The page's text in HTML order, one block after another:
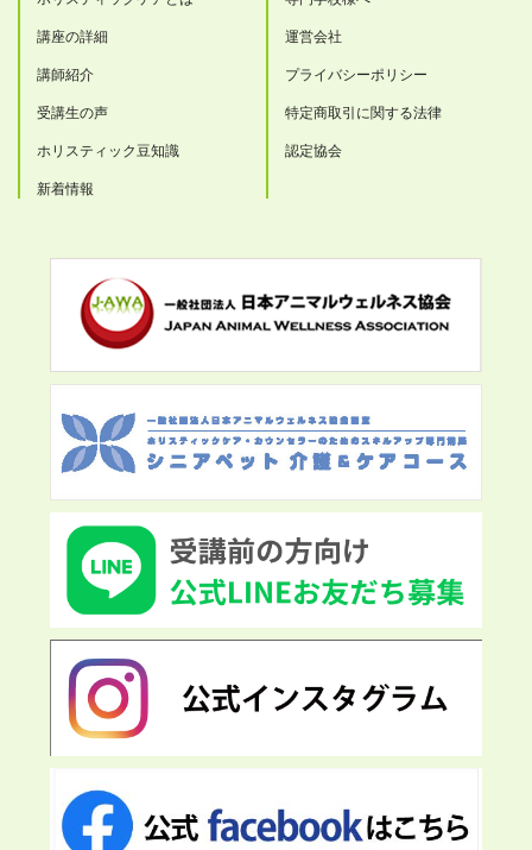
講座の詳細
講師紹介
受講生の声
ホリスティック豆知識
新着情報
運営会社
プライバシーポリシー
特定商取引に関する法律
認定協会